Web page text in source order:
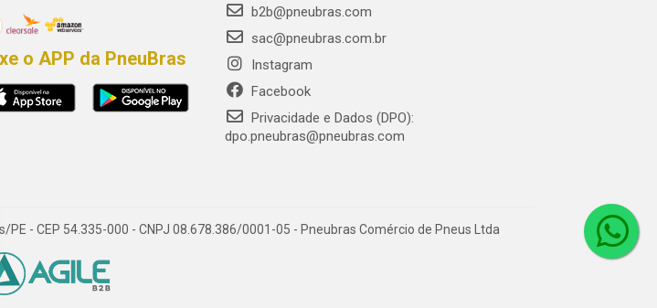
o APP da PneuBras
b2b@pneubras.com
sac@pneubras.com.br
Instagram
Facebook
Privacidade e Dados (DPO):
dpo.pneubras@pneubras.com
- CEP 54.335-000 - CNPJ 08.678.386/0001-05 - Pneubras Comércio de Pneus Ltda